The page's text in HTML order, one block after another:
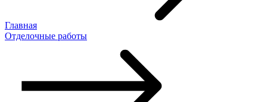
Главная
Отделочные работы